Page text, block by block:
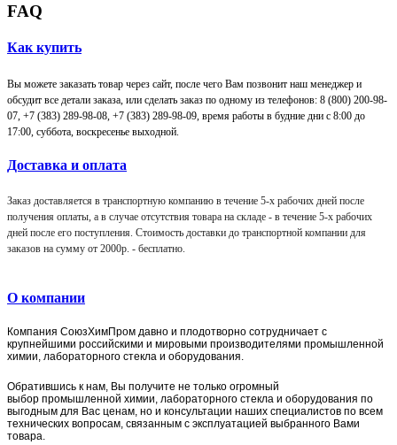
FAQ
Как купить
Вы можете заказать товар через сайт, после чего Вам позвонит наш менеджер и
обсудит все детали заказа, или сделать заказ по одному из телефонов: 8 (800) 200-98-
07, +7 (383) 289-98-08, +7 (383) 289-98-09, время работы в будние дни с 8:00 до
17:00, суббота, воскресенье выходной.
Доставка и оплата
Заказ доставляется в транспортную компанию в течение 5-х рабочих дней после
получения оплаты, а в случае отсутствия товара на складе - в течение 5-х рабочих
дней после его поступления. Стоимость доставки до транспортной компании для
заказов на сумму от 2000р. - бесплатно.
О компании
Компания СоюзХимПром давно и плодотворно сотрудничает с
крупнейшими российскими и мировыми производителями промышленной
химии, лабораторного стекла и оборудования.
Обратившись к нам, Вы получите не только огромный
выбор промышленной химии, лабораторного стекла и оборудования по
выгодным для Вас ценам, но и консультации наших специалистов по всем
технических вопросам, связанным с эксплуатацией выбранного Вами
товара.